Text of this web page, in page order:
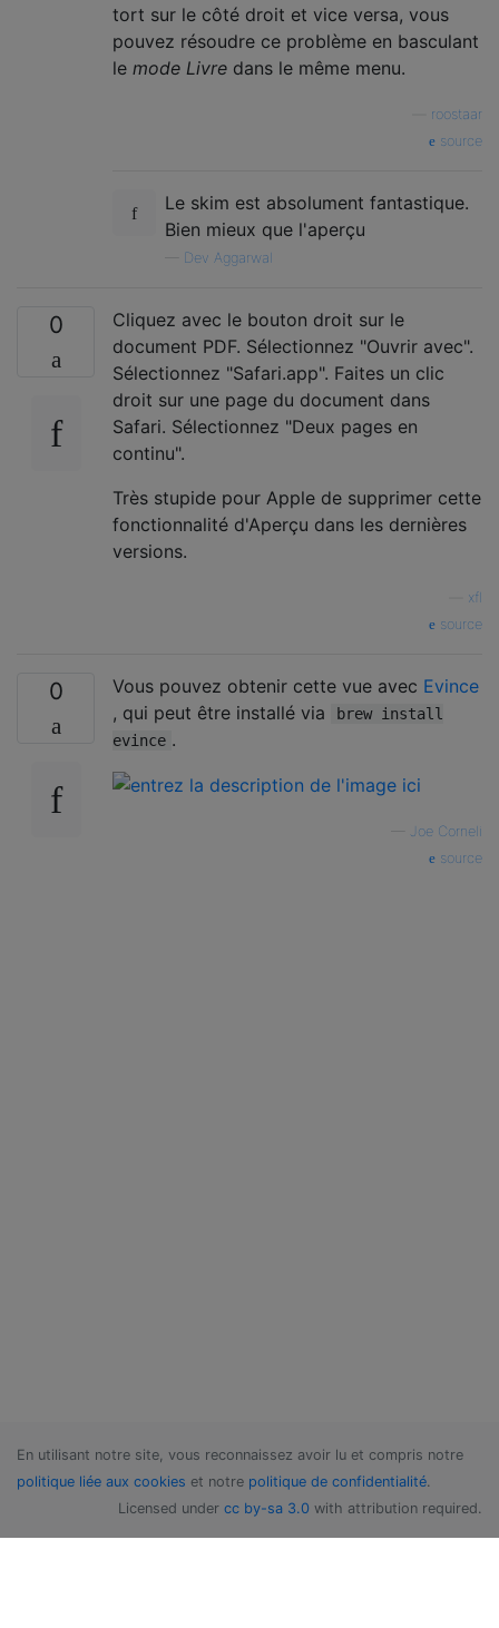
tort sur le côté droit et vice versa, vous
pouvez résoudre ce problème en basculant
le mode Livre dans le même menu.
roostaar
source
Le skim est absolument fantastique.
Bien mieux que l'aperçu
Dev Aggarwal
0
Cliquez avec le bouton droit sur le
document PDF. Sélectionnez "Ouvrir avec".
Sélectionnez "Safari.app". Faites un clic
droit sur une page du document dans
Safari. Sélectionnez "Deux pages en
continu".
Très stupide pour Apple de supprimer cette
fonctionnalité d'Aperçu dans les dernières
versions.
xfl
source
0 Vous pouvez obtenir cette vue avec Evince
, qui peut être installé via
brew install
evince .
Joe Corneli
source
En utilisant notre site, vous reconnaissez avoir lu et compris notre
politique liée aux cookies et notre politique de confidentialité.
Licensed under cc by-sa 3.0 with attribution required.